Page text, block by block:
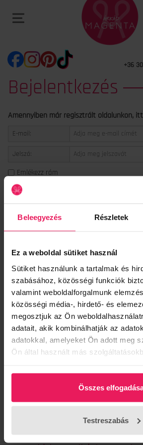
Beleegyezés Részletek
Ez a weboldal sütiket használ
Sütiket használunk a tartalmak és
szabásához, közösségi funkciók
valamint weboldalforgalmunk
közösségi média-, hirdető- és
megosztjuk az Ön
adatait, akik kombinálhatják az
adatokkal, amelyeket Ön adott meg
Ön által használt más
Összes
Testreszabás
+36
Bejelentkezés
Amennyiben már regisztrált oldalunkon,
E-mail:
Jelszó:
Emlékezz rám
Hírlevél
Ha elsőként szeretnél
újdonságokról és nem
lemaradni az akciókról,
hírlevelünkre!